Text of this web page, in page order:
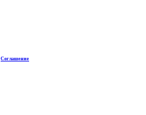
Соглашение